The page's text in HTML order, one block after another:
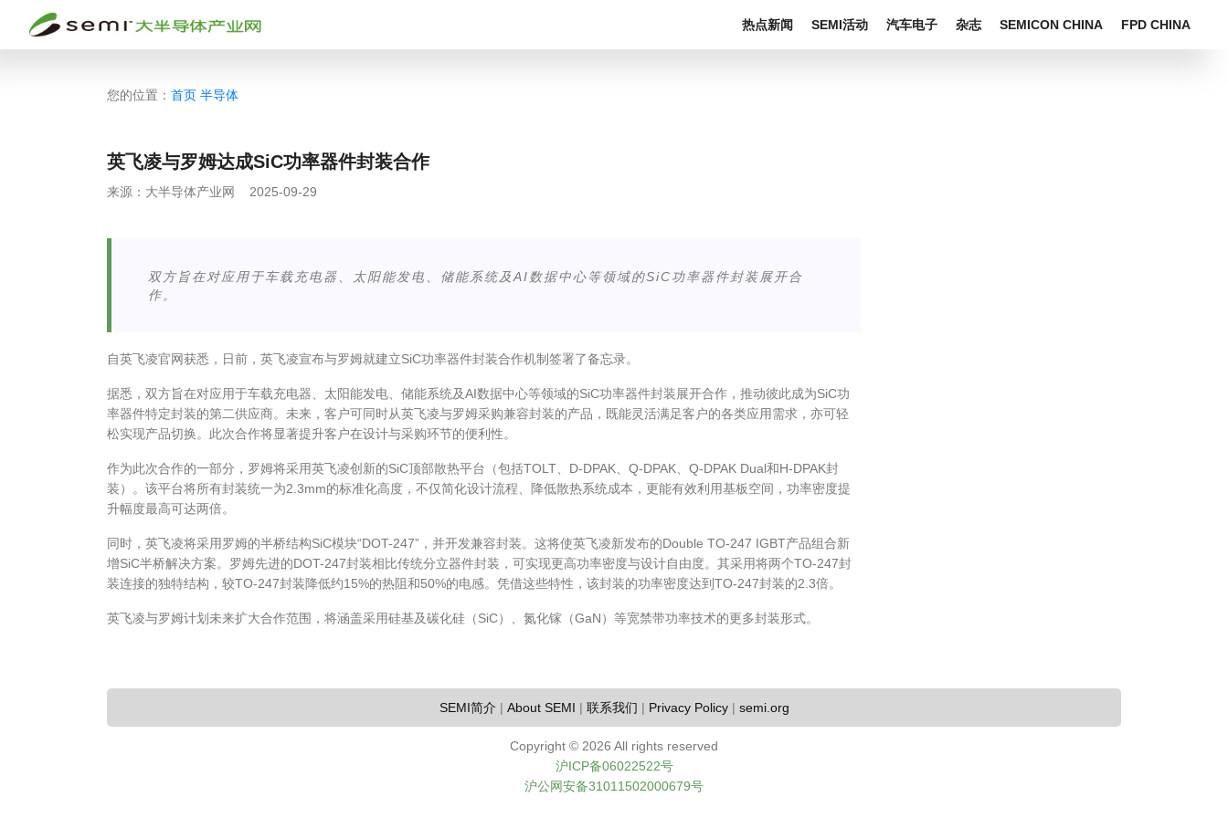
热点新闻 SEMI活动 汽车电子 杂志 SEMICON CHINA FPD CHINA
您的位置： 首页 半导体
英飞凌与罗姆达成SiC功率器件封装合作
来源： 大半导体产业网 2025-09-29
双方旨在对应用于车载充电器、太阳能发电、储能系统及AI数据中心等领域的SiC功率器件封装展开合
作。
自英飞凌官网获悉，日前，英飞凌宣布与罗姆就建立SiC功率器件封装合作机制签署了备忘录。
据悉，双方旨在对应用于车载充电器、太阳能发电、储能系统及AI数据中心等领域的SiC功率器件封装展开合作，推动彼此成为SiC功
率器件特定封装的第二供应商。未来，客户可同时从英飞凌与罗姆采购兼容封装的产品，既能灵活满足客户的各类应用需求，亦可轻
松实现产品切换。此次合作将显著提升客户在设计与采购环节的便利性。
作为此次合作的一部分，罗姆将采用英飞凌创新的SiC顶部散热平台（包括TOLT、D-DPAK、Q-DPAK、Q-DPAK Dual和H-DPAK封
装）。该平台将所有封装统一为2.3mm的标准化高度，不仅简化设计流程、降低散热系统成本，更能有效利用基板空间，功率密度提
升幅度最高可达两倍。
同时，英飞凌将采用罗姆的半桥结构SiC模块“DOT-247”，并开发兼容封装。这将使英飞凌新发布的Double TO-247 IGBT产品组合新
增SiC半桥解决方案。罗姆先进的DOT-247封装相比传统分立器件封装，可实现更高功率密度与设计自由度。其采用将两个TO-247封
装连接的独特结构，较TO-247封装降低约15%的热阻和50%的电感。凭借这些特性，该封装的功率密度达到TO-247封装的2.3倍。
英飞凌与罗姆计划未来扩大合作范围，将涵盖采用硅基及碳化硅（SiC）、氮化镓（GaN）等宽禁带功率技术的更多封装形式。
SEMI简介 | About SEMI | 联系我们 | Privacy Policy| semi.org
Copyright © 2026 All rights reserved
沪ICP备06022522号
沪公网安备31011502000679号